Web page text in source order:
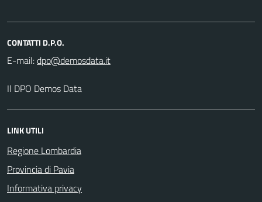
CONTATTI D.P.O.
E-mail:
Il DPO Demos Data
LINK UTILI
Regione Lombardia
Provincia di Pavia
Informativa privacy